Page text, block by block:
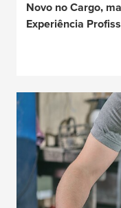
Novo no Cargo,
Experiência